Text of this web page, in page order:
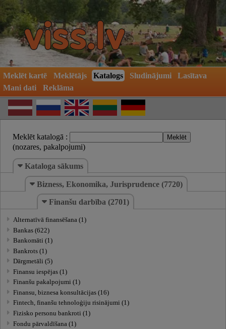
Meklēt kartē Meklētājs Katalogs Sludinājumi
Lasītava
Mani dati
Reklāma
Meklēt katalogā :
(nozares, pakalpojumi)
Kataloga sākums
Bizness, Ekonomika, Jurisprudence (7720)
Finanšu darbība (2701)
Alternatīvā finansēšana (1)
Bankas (622)
Bankomāti (1)
Bankrots (1)
Dārgmetāli (5)
Finansu iespējas (1)
Finanšu pakalpojumi (1)
Finansu, biznesa konsultācijas (16)
Fintech, finanšu tehnoloģiju risinājumi (1)
Fizisko personu bankroti (1)
Fondu pārvaldīšana (1)